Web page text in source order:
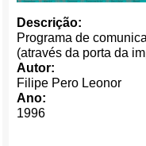
Descrição:
Programa de
(através da porta da
Autor:
Filipe Pero Leonor
Ano:
1996